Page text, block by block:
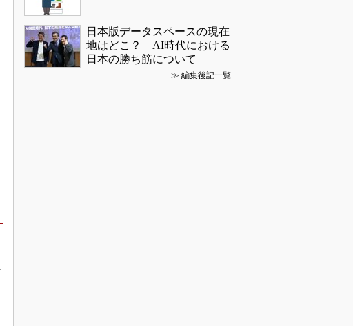
日本版データスペースの現在
地はどこ？ AI時代における
日本の勝ち筋について
≫ 編集後記一覧